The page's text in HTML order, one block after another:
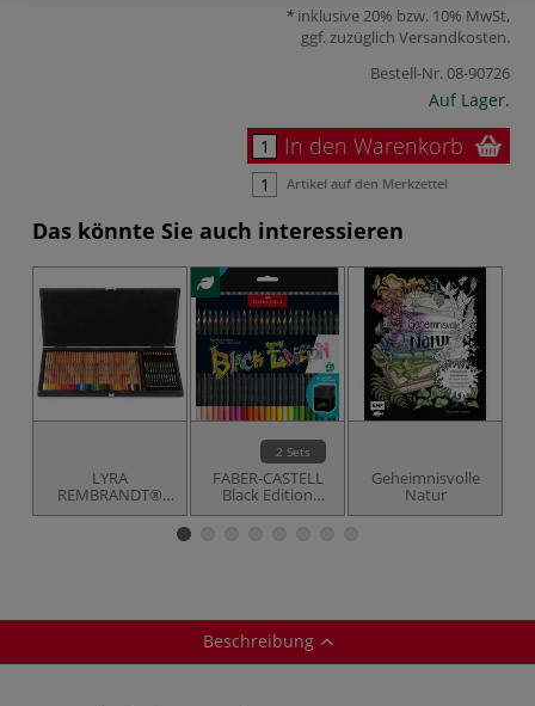
inklusive 20% bzw. 10% MwSt,
ggf. zuzüglich Versandkosten.
Bestell-Nr.08-90726
Auf Lager.
In den Warenkorb
Artikel auf den Merkzettel
Das könnte Sie auch interessieren
LYRA
REMBRANDT®
„Polycolor und
2 Sets
FABER-CASTELL
Black Edition
Buntstifte,
Geheimnisvolle
Natur
Beschreibung